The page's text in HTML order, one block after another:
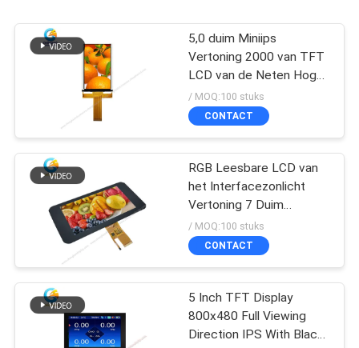
5,0 duim Miniips
Vertoning 2000 van TFT
LCD van de Neten Hoge
Helderheid Module
/ MOQ:100 stuks
CONTACT
RGB Leesbare LCD van
het Interfacezonlicht
Vertoning 7 Duim
1024*600 40pin、
/ MOQ:100 stuks
CONTACT
5 Inch TFT Display
800x480 Full Viewing
Direction IPS With Black